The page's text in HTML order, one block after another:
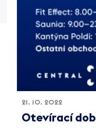
21. 10. 2022
Otevírací